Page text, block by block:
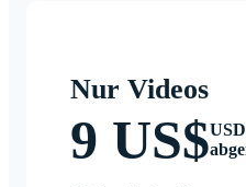
Nur Videos
9 US$